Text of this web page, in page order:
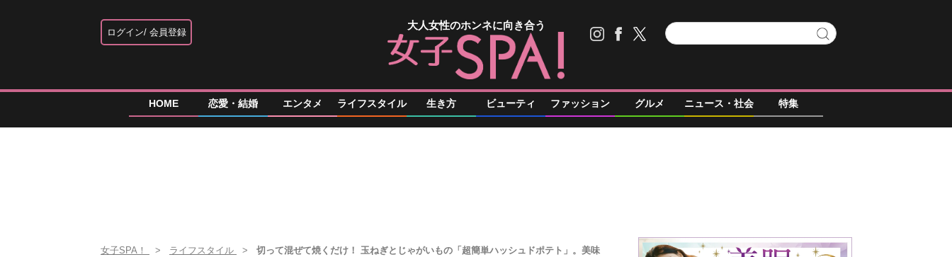
ログイン 会員登録
大人女性のホンネに向き合う
HOME 恋愛・結婚 エンタメ ライフスタイル 生き方 ビューティ ファッション グルメ ニュース・社会 特集
女子SPA！ ライフスタイル
切って混ぜて焼くだけ！ 玉ねぎとじゃがいもの「超簡単ハッシュドポテト」。美味